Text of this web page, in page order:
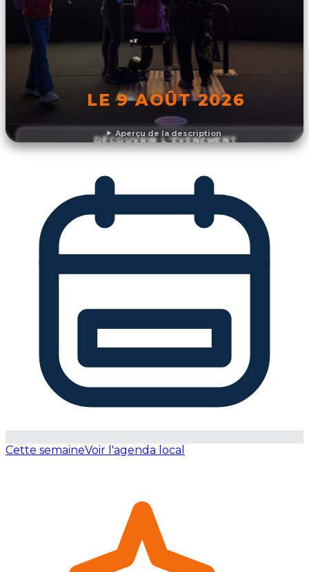
Aperçu de la description
LE 9 AOÛT 2026
DÉCOUVRIR L'ÉVÉNEMENT
Cette semaineVoir l'agenda local